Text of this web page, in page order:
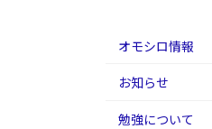
オモシロ情報
お知らせ
勉強について